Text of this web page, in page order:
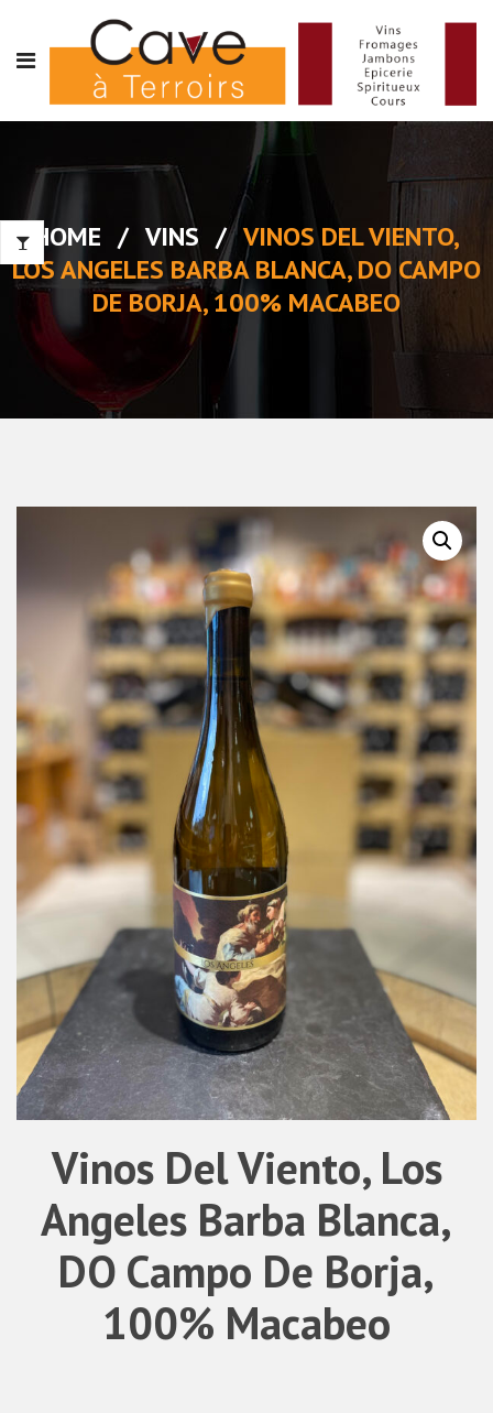
HOME / VINS / VINOS DEL VIENTO,
LOS ANGELES BARBA BLANCA, DO CAMPO
DE BORJA, 100% MACABEO
Vinos Del Viento, Los
Angeles Barba Blanca,
DO Campo De Borja,
100% Macabeo